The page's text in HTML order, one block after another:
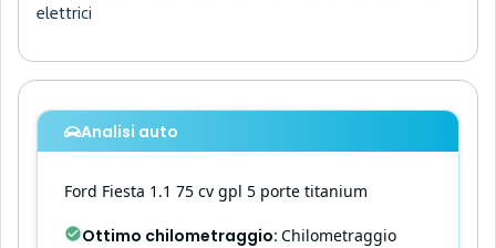
elettrici
Analisi auto
Ford Fiesta 1.1 75 cv gpl 5 porte titanium
Ottimo chilometraggio: Chilometraggio